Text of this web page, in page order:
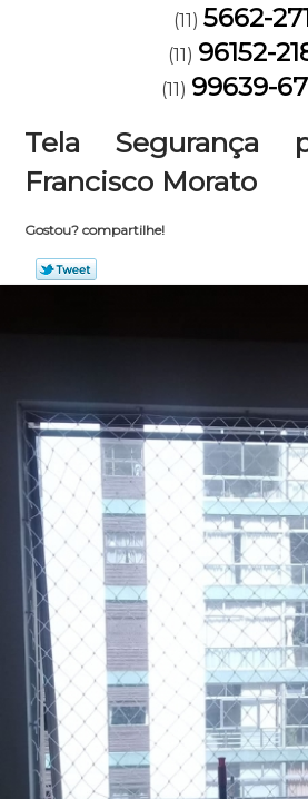
(11) 5662-
(11) 96152-
(11) 99639-
Tela Segurança
Francisco Morato
Gostou? compartilhe!